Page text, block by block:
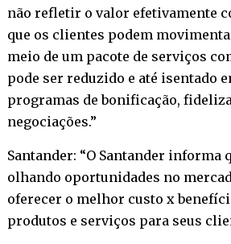
não refletir o valor efetivamente
que os clientes podem
meio de um pacote de serviços
pode ser reduzido e até isentado
programas de bonificação,
negociações.”
Santander: “O Santander informa
olhando oportunidades no
oferecer o melhor custo x
produtos e serviços para seus